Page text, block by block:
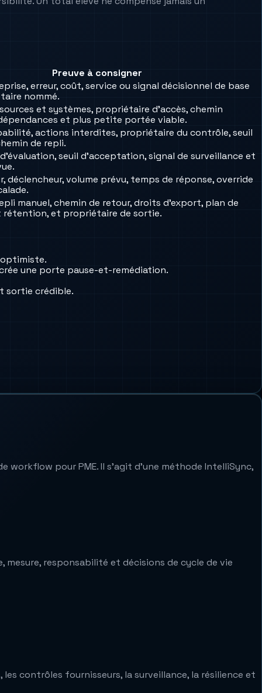
Preuve à consigner
erreur, coût, service ou signal décisionnel de base
nommé.
et systèmes, propriétaire d’accès, chemin
et plus petite portée viable.
actions interdites, propriétaire du contrôle, seuil
de repli.
seuil d’acceptation, signal de surveillance et
déclencheur, volume prévu, temps de réponse, override
manuel, chemin de retour, droits d’export, plan de
rétention, et propriétaire de sortie.
optimiste.
une porte pause-et-remédiation.
sortie crédible.
pour PME. Il s’agit d’une méthode IntelliSync,
mesure, responsabilité et décisions de cycle de vie
contrôles fournisseurs, la surveillance, la résilience et